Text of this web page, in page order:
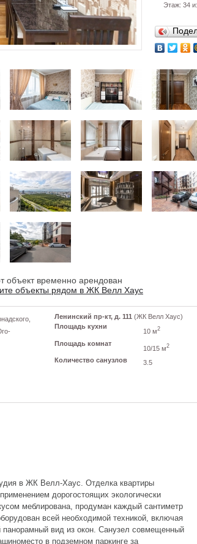
Этаж: 34
объект временно арендован
объекты рядом в ЖК Велл Хаус
Ленинский пр-кт, д. 111 (ЖК Велл Хаус)
Площадь кухни
10 м2
Площадь комнат
10/15 м2
Количество санузлов 3.5
в ЖК Велл-Хаус. Отделка квартиры
дорогостоящих экологически
меблирована, продуман каждый сантиметр
всей необходимой техникой, включая
вид из окон. Санузел совмещенный
в подземном паркинге за